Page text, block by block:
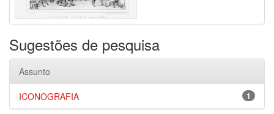
Sugestões de pesquisa
Assunto
1
ICONOGRAFIA